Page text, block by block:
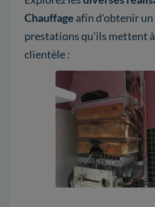
Chauffage afin d'obtenir un
prestations qu'ils mettent
clientèle :